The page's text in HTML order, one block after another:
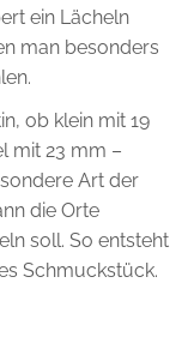
ein Lächeln
man besonders
ob klein mit 19
mit 23 mm –
Art der
die Orte
soll. So entsteht
Schmuckstück.